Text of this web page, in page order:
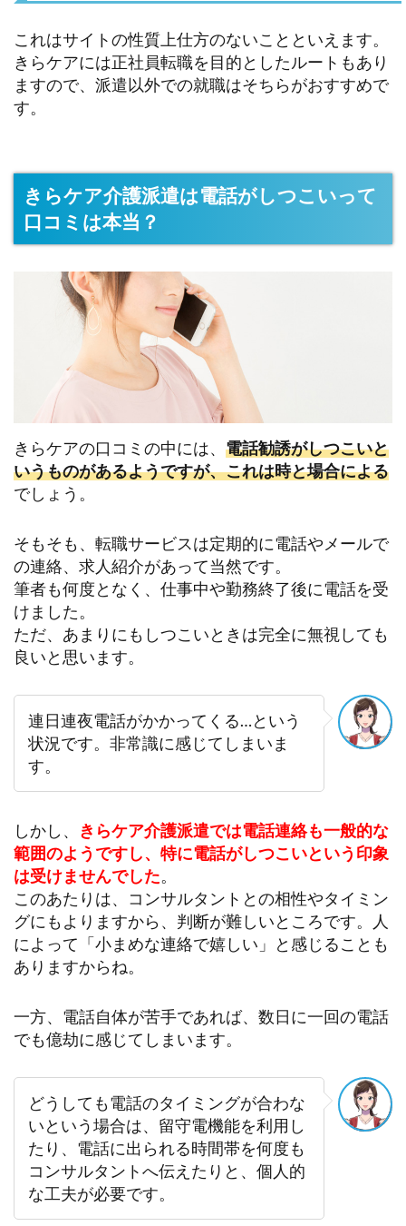
これはサイトの性質上仕方のないことといえます。
きらケアには正社員転職を目的としたルートもあり
ますので、派遣以外での就職はそちらがおすすめで
す。
きらケア介護派遣は電話がしつこいって
口コミは本当？
きらケアの口コミの中には、 電話勧誘がしつこいと
いうものがあるようですが、これは時と場合による
でしょう。
そもそも、転職サービスは定期的に電話やメールで
の連絡、求人紹介があって当然です。
筆者も何度となく、仕事中や勤務終了後に電話を受
けました。
ただ、あまりにもしつこいときは完全に無視しても
良いと思います。
連日連夜電話がかかってくる…という
状況です。非常識に感じてしまいま
す。
しかし、 きらケア介護派遣では電話連絡も一般的な
範囲のようですし、特に電話がしつこいという印象
は受けませんでした。
このあたりは、コンサルタントとの相性やタイミン
グにもよりますから、判断が難しいところです。人
によって「小まめな連絡で嬉しい」と感じることも
ありますからね。
一方、電話自体が苦手であれば、数日に一回の電話
でも億劫に感じてしまいます。
どうしても電話のタイミングが合わな
いという場合は、留守電機能を利用し
たり、電話に出られる時間帯を何度も
コンサルタントへ伝えたりと、個人的
な工夫が必要です。